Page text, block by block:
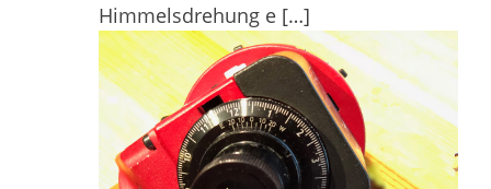
Himmelsdrehung e […]